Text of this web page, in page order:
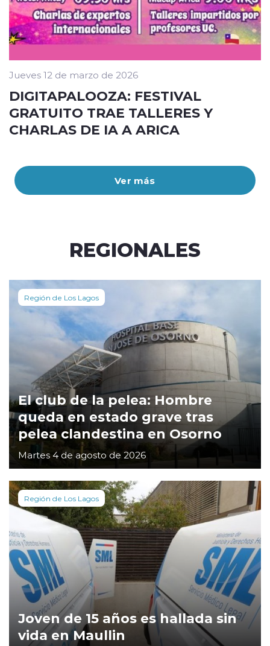
Ver más
Jueves 12 de marzo de 2026
DIGITAPALOOZA: FESTIVAL
GRATUITO TRAE TALLERES Y
CHARLAS DE IA A ARICA
REGIONALES
Región de Los Lagos
El club de la pelea: Hombre
queda en estado grave tras
pelea clandestina en Osorno
Martes 4 de agosto de 2026
Región de Los Lagos
Joven de 15 años es hallada sin
vida en Maullin